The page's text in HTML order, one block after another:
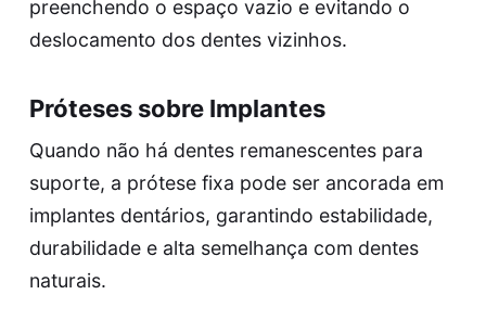
preenchendo o espaço vazio e evitando o
deslocamento dos dentes vizinhos.
Próteses sobre Implantes
Quando não há dentes remanescentes para
suporte, a prótese fixa pode ser ancorada em
implantes dentários, garantindo estabilidade,
durabilidade e alta semelhança com dentes
naturais.